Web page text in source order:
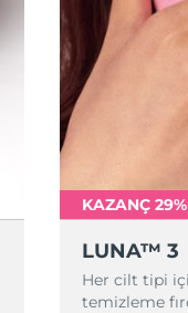
KAZANÇ 29%
LUNA™ 3
Her cilt tipi
temizleme